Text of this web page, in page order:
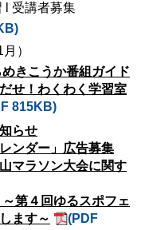
l 受講者募集
月）
きこうか番組ガイド
せ！わくわく学習室
815KB)
らせ
ンダー」広告募集
マラソン大会に関す
第４回ゆるスポフェ
ます～
(PDF